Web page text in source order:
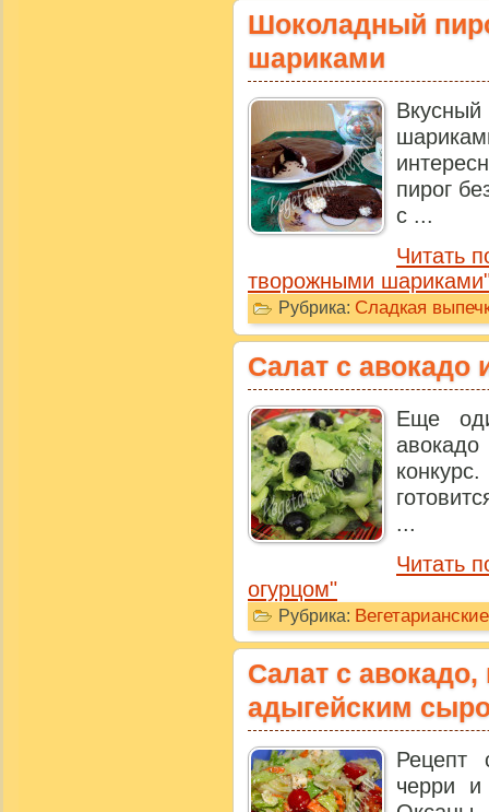
Шоколадный
шариками
пирог
с ...
Читать
творожными
Рубрика: Сладкая
Салат с авокадо
Еще
...
Читать
огурцом"
Рубрика:
Салат с
адыгейским
Рецепт
черри